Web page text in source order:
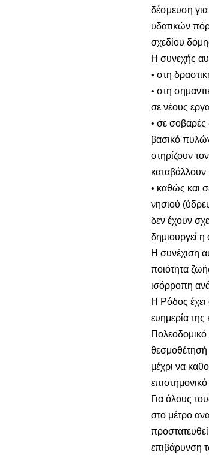
δέσμευση
υδατικών
σχεδίου
Η συνεχής
• στη
• στη
σε νέους
• σε σοβαρές
βασικό
στηρίζουν
καταβάλλουν
• καθώς και
νησιού
δεν έχουν
δημιουργεί
Η συνέχιση
ποιότητα
ισόρροπη
Η Ρόδος έχει
ευημερία
Πολεοδομικό
θεσμοθέτησή
μέχρι να
Για όλους
στο μέτρο
επιβάρυνση